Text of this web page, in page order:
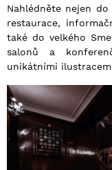
Nahlédněte nejen
restaurace,
také do velkého
salonů a
unikátními